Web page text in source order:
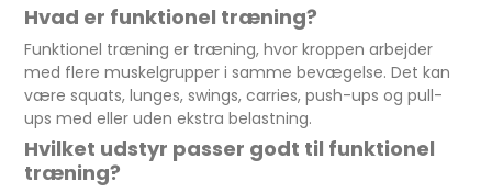
Hvad er funktionel træning?
Funktionel træning er træning, hvor kroppen arbejder
med flere muskelgrupper i samme bevægelse. Det kan
være squats, lunges, swings, carries, push-ups og pull-
ups med eller uden ekstra belastning.
Hvilket udstyr passer godt til funktionel
træning?